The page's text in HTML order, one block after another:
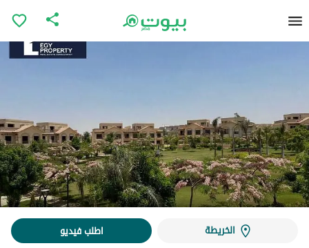
الخريطة اطلب فيديو